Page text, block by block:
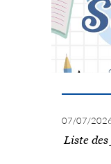
07/07/
Liste